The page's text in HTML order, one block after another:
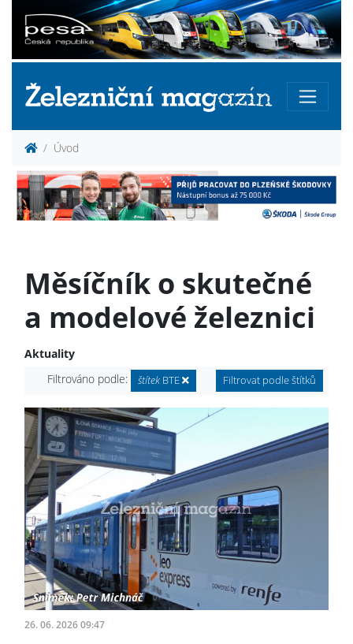
Úvod
Měsíčník o skutečné
a modelové železnici
Aktuality
Filtrováno podle:
štítekBTE Filtrovat podle štítků
26. 06. 2026 09:47